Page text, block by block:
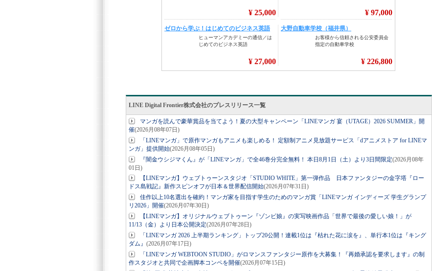
LINE Digital Frontier株式会社のプレスリリース一覧
マンガを読んで豪華賞品を当てよう！夏の大型キャンペーン「LINEマンガ 宴（UTAGE）2026 SUMMER」開
催(2026月08年07日)
「LINEマンガ」で原作マンガもアニメも楽しめる！ 定額制アニメ見放題サービス「dアニメストア for LINEマ
ンガ」提供開始(2026月08年05日)
『闇金ウシジマくん』が「LINEマンガ」で全46巻分完全無料！ 本日8月1日（土）より3日間限定(2026月08年
01日)
【LINEマンガ】ウェブトゥーンスタジオ「STUDIO WHITE」第一弾作品 日本ファンタジーの金字塔『ロー
ドス島戦記』新作スピンオフが日本＆世界配信開始(2026月07年31日)
佳作以上10名選出を確約！マンガ家を目指す学生のためのマンガ賞「LINEマンガ インディーズ 学生グランプ
リ2026」開催(2026月07年30日)
【LINEマンガ】オリジナルウェブトゥーン『ゾンビ娘』の実写映画作品「世界で最後の愛しい娘！」が
11/13（金）より日本公開決定(2026月07年28日)
「LINEマンガ 2026 上半期ランキング」トップ20公開！連載1位は『枯れた花に涙を』、単行本1位は『キング
ダム』 (2026月07年17日)
「LINEマンガ WEBTOON STUDIO」がロマンスファンタジー原作を大募集！『再婚承認を要求します』の制
作スタジオと共同で企画脚本コンペを開催(2026月07年15日)